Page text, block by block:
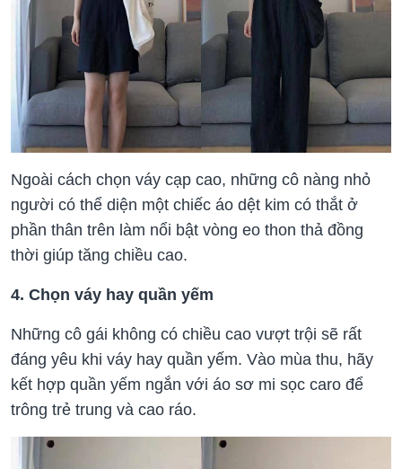
Ngoài cách chọn váy cạp cao, những cô nàng nhỏ
người có thể diện một chiếc áo dệt kim có thắt ở
phần thân trên làm nổi bật vòng eo thon thả đồng
thời giúp tăng chiều cao.
4. Chọn váy hay quần yếm
Những cô gái không có chiều cao vượt trội sẽ rất
đáng yêu khi váy hay quần yếm. Vào mùa thu, hãy
kết hợp quần yếm ngắn với áo sơ mi sọc caro để
trông trẻ trung và cao ráo.